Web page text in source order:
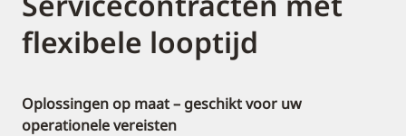
flexibele looptijd
Oplossingen op maat – geschikt voor uw
operationele vereisten